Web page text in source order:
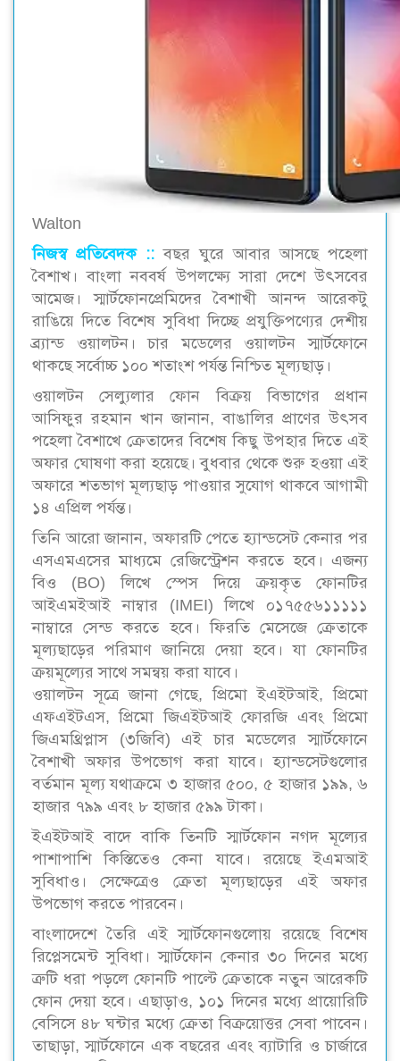
Walton
নিজস্ব প্রতিবেদক :: বছর ঘুরে আবার আসছে পহেলা
বৈশাখ। বাংলা নববর্ষ উপলক্ষ্যে সারা দেশে উৎসবের
আমেজ। স্মার্টফোনপ্রেমিদের বৈশাখী আনন্দ আরেকটু
রাঙিয়ে দিতে বিশেষ সুবিধা দিচ্ছে প্রযুক্তিপণ্যের দেশীয়
ব্র্যান্ড ওয়ালটন। চার মডেলের ওয়ালটন স্মার্টফোনে
থাকছে সর্বোচ্চ ১০০ শতাংশ পর্যন্ত নিশ্চিত মূল্যছাড়।
ওয়ালটন সেল্যুলার ফোন বিক্রয় বিভাগের প্রধান
আসিফুর রহমান খান জানান, বাঙালির প্রাণের উৎসব
পহেলা বৈশাখে ক্রেতাদের বিশেষ কিছু উপহার দিতে এই
অফার ঘোষণা করা হয়েছে। বুধবার থেকে শুরু হওয়া এই
অফারে শতভাগ মূল্যছাড় পাওয়ার সুযোগ থাকবে আগামী
১৪ এপ্রিল পর্যন্ত।
তিনি আরো জানান, অফারটি পেতে হ্যান্ডসেট কেনার পর
এসএমএসের মাধ্যমে রেজিস্ট্রেশন করতে হবে। এজন্য
বিও (BO) লিখে স্পেস দিয়ে ক্রয়কৃত ফোনটির
আইএমইআই নাম্বার (IMEI) লিখে ০১৭৫৫৬১১১১১
নাম্বারে সেন্ড করতে হবে। ফিরতি মেসেজে ক্রেতাকে
মূল্যছাড়ের পরিমাণ জানিয়ে দেয়া হবে। যা ফোনটির
ক্রয়মূল্যের সাথে সমন্বয় করা যাবে।
ওয়ালটন সূত্রে জানা গেছে, প্রিমো ইএইটআই, প্রিমো
এফএইটএস, প্রিমো জিএইটআই ফোরজি এবং প্রিমো
জিএমথ্রিপ্লাস (৩জিবি) এই চার মডেলের স্মার্টফোনে
বৈশাখী অফার উপভোগ করা যাবে। হ্যান্ডসেটগুলোর
বর্তমান মূল্য যথাক্রমে ৩ হাজার ৫০০, ৫ হাজার ১৯৯, ৬
হাজার ৭৯৯ এবং ৮ হাজার ৫৯৯ টাকা।
ইএইটআই বাদে বাকি তিনটি স্মার্টফোন নগদ মূল্যের
পাশাপাশি কিস্তিতেও কেনা যাবে। রয়েছে ইএমআই
সুবিধাও। সেক্ষেত্রেও ক্রেতা মূল্যছাড়ের এই অফার
উপভোগ করতে পারবেন।
বাংলাদেশে তৈরি এই স্মার্টফোনগুলোয় রয়েছে বিশেষ
রিপ্লেসমেন্ট সুবিধা। স্মার্টফোন কেনার ৩০ দিনের মধ্যে
ত্রুটি ধরা পড়লে ফোনটি পাল্টে ক্রেতাকে নতুন আরেকটি
ফোন দেয়া হবে। এছাড়াও, ১০১ দিনের মধ্যে প্রায়োরিটি
বেসিসে ৪৮ ঘন্টার মধ্যে ক্রেতা বিক্রয়োত্তর সেবা পাবেন।
তাছাড়া, স্মার্টফোনে এক বছরের এবং ব্যাটারি ও চার্জারে